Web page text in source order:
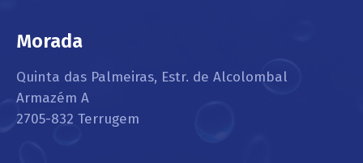
Morada
Quinta das Palmeiras, Estr. de Alcolombal
Armazém A
2705-832 Terrugem